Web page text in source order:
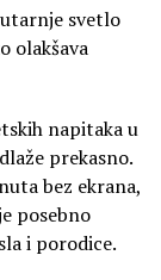
svetlo
olakšava
napitaka u
prekasno.
bez ekrana,
posebno
i porodice.